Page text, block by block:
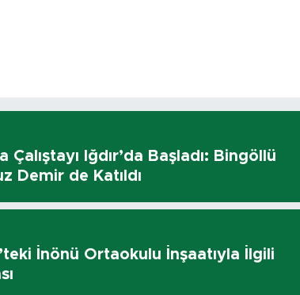
Çalıştayı Iğdır’da Başladı: Bingöllü
Demir de Katıldı
İnönü Ortaokulu İnşaatıyla İlgili